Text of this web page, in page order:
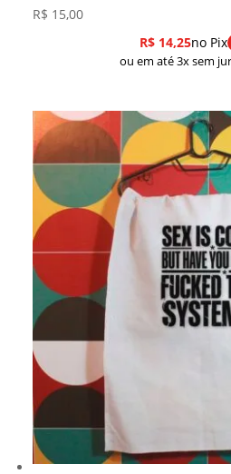
R$ 15,00
R$14,25no Pix
ou em até 3x sem